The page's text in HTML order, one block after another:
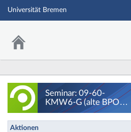
Universität Bremen
Seminar: 09-60-
KMW6-G (alte BPO
Modul 7) Sport- und
Organisationskommuni
Aktionen